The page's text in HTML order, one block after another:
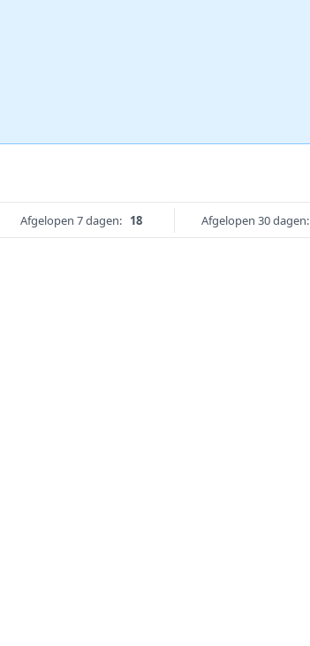
Afgelopen 7 dagen: 18 Afgelopen 30 dagen: